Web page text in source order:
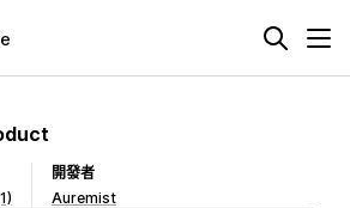
開發者
Auremist